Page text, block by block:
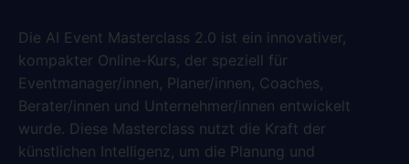
Die AI Event Masterclass 2.0 ist ein innovativer,
kompakter Online-Kurs, der speziell für
Eventmanager/innen, Planer/innen, Coaches,
Berater/innen und Unternehmer/innen entwickelt
wurde. Diese Masterclass nutzt die Kraft der
künstlichen Intelligenz, um die Planung und